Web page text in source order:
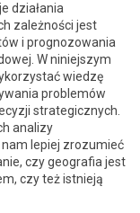
działania
zależności jest
i prognozowania
W niniejszym
wiedzę
problemów
strategicznych.
analizy
lepiej zrozumieć
czy geografia jest
czy też istnieją